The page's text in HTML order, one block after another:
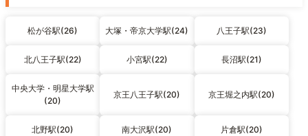
松が谷駅(26) 大塚・帝京大学駅(24) 八王子駅(23)
北八王子駅(22) 小宮駅(22) 長沼駅(21)
中央大学・明星大学駅
(20)
京王八王子駅(20) 京王堀之内駅(20)
北野駅(20) 南大沢駅(20) 片倉駅(20)